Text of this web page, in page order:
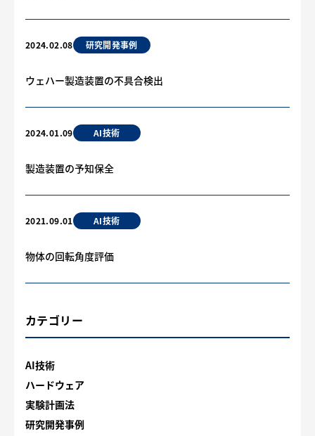
2024.02.08 研究開発事例
ウェハー製造装置の不具合検出
2024.01.09 AI技術
製造装置の予知保全
2021.09.01 AI技術
物体の回転角度評価
カテゴリー
AI技術
ハードウェア
実験計画法
研究開発事例